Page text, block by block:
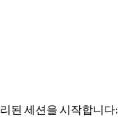
된 세션을 시작합니다: